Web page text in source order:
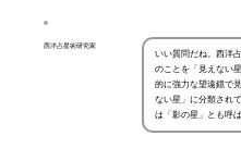
西洋占星術研究家
いい質問だね。西洋
のことを「見えない
的に強力な望遠鏡で
ない星」に分類され
は「影の星」とも呼ば